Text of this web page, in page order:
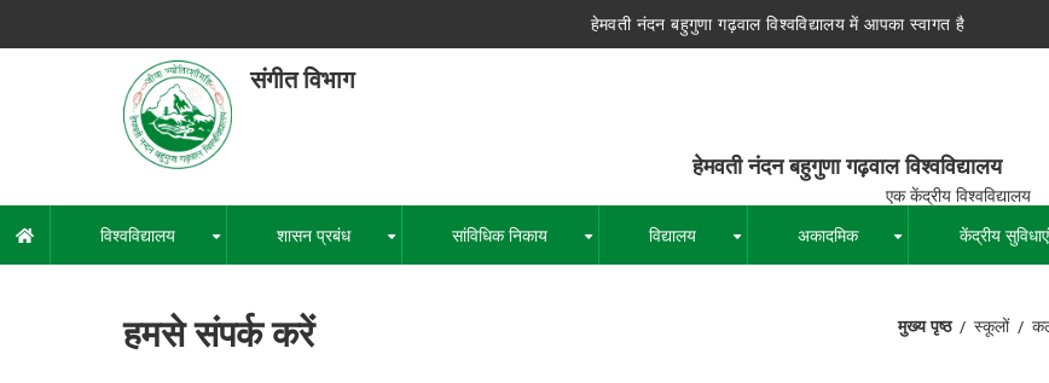
हेमवती नंदन बहुगुणा गढ़वाल विश्वविद्यालय में आपका स्वागत है
संगीत विभाग
हेमवती नंदन बहुगुणा गढ़वाल विश्वविद्यालय
एक केंद्रीय विश्वविद्यालय
मुख्य
नेविगेशन
विश्वविद्यालय शासन प्रबंध सांविधिक निकाय विद्यालय अकादमिक केंद्रीय सुविधाएं
हमसे संपर्क करें मुख्य पृष्ठ स्कूलों